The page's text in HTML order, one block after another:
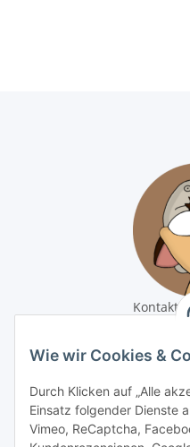
Wie wir Cookies &
Durch Klicken auf „Alle
Einsatz folgender Dienste
Vimeo, ReCaptcha,
Gesetzliche Informationen